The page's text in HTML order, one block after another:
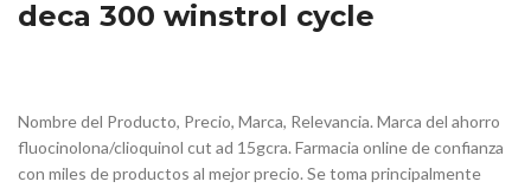
deca 300 winstrol cycle
Nombre del Producto, Precio, Marca, Relevancia. Marca del ahorro
fluocinolona/clioquinol cut ad 15gcra. Farmacia online de confianza
con miles de productos al mejor precio. Se toma principalmente